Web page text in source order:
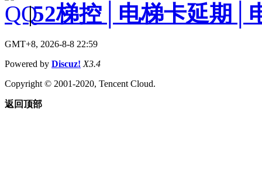
|52梯控│电梯卡延期│
GMT+8, 2026-8-8 22:59
Powered by Discuz! X3.4
Copyright © 2001-2020, Tencent Cloud.
返回顶部